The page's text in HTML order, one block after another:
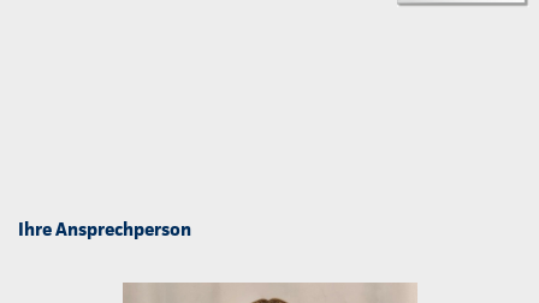
Ihre Ansprechperson